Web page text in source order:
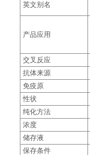
英文别名
产品应用
交叉反应
抗体来源
免疫原
性状
纯化方法
浓度
储存液
保存条件